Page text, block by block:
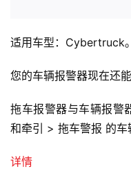
适用车型：Cybertruck。
您的车辆报警器现在还
拖车报警器与车辆报警
和牵引 > 拖车警报 的车
详情